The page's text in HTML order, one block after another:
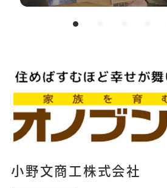
小野文商工株式会社